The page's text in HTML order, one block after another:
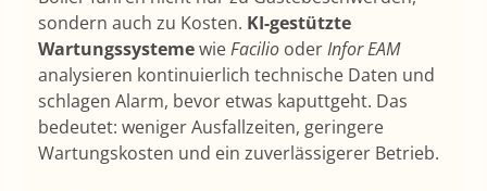
sondern auch zu Kosten. KI-gestützte
WartungssystemewieFacilio oderInfor EAM
analysieren kontinuierlich technische Daten und
schlagen Alarm, bevor etwas kaputtgeht. Das
bedeutet: weniger Ausfallzeiten, geringere
Wartungskosten und ein zuverlässigerer Betrieb.